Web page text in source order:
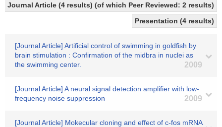
Journal Article (4 results) (of which Peer Reviewed: 2 results)
Presentation (4 results)
[Journal Article] Artificial control of swimming in goldfish by
brain stimulation : Confirmation of the midbra in nuclei as
the swimming center.
2009
[Journal Article] A neural signal detection amplifier with low-
frequency noise suppression
2009
[Journal Article] Mokecular cloning and effect of c-fos mRNA